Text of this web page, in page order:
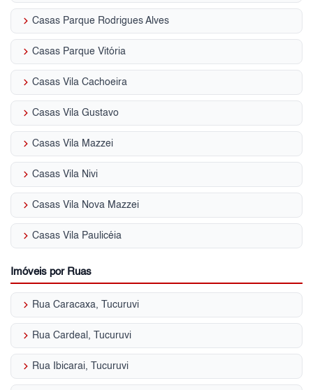
keyboard_arrow_right Casas Parque Rodrigues Alves
keyboard_arrow_right Casas Parque Vitória
keyboard_arrow_right Casas Vila Cachoeira
keyboard_arrow_right Casas Vila Gustavo
keyboard_arrow_right Casas Vila Mazzei
keyboard_arrow_right Casas Vila Nivi
keyboard_arrow_right Casas Vila Nova Mazzei
keyboard_arrow_right Casas Vila Paulicéia
Imóveis por Ruas
keyboard_arrow_right Rua Caracaxa, Tucuruvi
keyboard_arrow_right Rua Cardeal, Tucuruvi
keyboard_arrow_right Rua Ibicarai, Tucuruvi